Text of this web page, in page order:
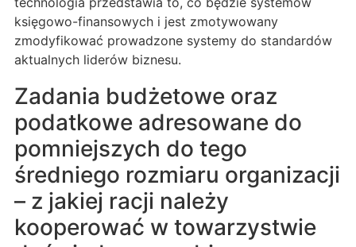
księgowo-finansowych i jest zmotywowany
zmodyfikować prowadzone systemy do standardów
aktualnych liderów biznesu.
Zadania budżetowe oraz
podatkowe adresowane do
pomniejszych do tego
średniego rozmiaru organizacji
– z jakiej racji należy
kooperować w towarzystwie